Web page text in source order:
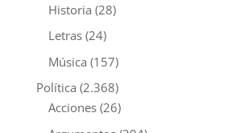
Historia (28)
Letras(24)
Música (157)
Política (2.368)
Acciones(26)